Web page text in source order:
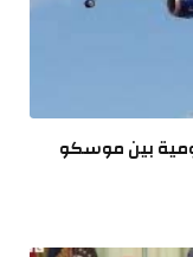
بين موسكو